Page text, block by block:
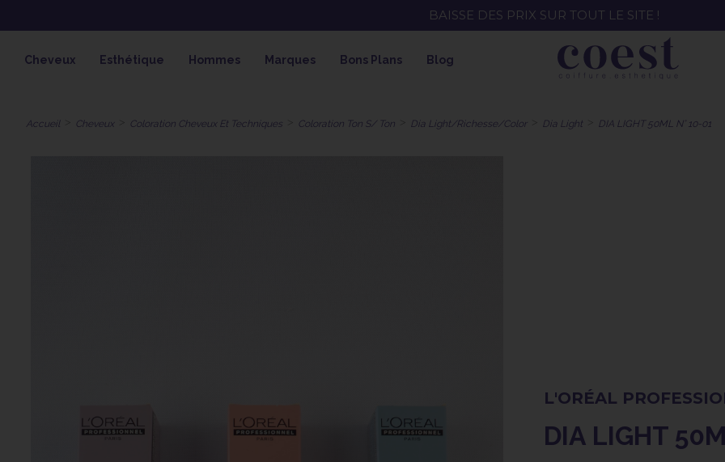
OFFRE SPÉCIALE SOLAIRE SKEYMZEE ! SOIN HYDRATANT + SPRAY + SHAMPOING =
Cheveux Esthétique Hommes Marques Bons Plans Blog
Accueil Cheveux Coloration Cheveux Et Techniques Coloration Ton S/ Ton Dia Light/Richesse/Color Dia Light DIA LIGHT 50ML N° 10-01
L'ORÉAL
DIA LIGHT